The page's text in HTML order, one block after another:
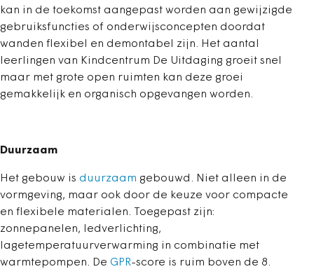
kan in de toekomst aangepast worden aan gewijzigde
gebruiksfuncties of onderwijsconcepten doordat
wanden flexibel en demontabel zijn. Het aantal
leerlingen van Kindcentrum De Uitdaging groeit snel
maar met grote open ruimten kan deze groei
gemakkelijk en organisch opgevangen worden.
Duurzaam
Het gebouw is duurzaam gebouwd. Niet alleen in de
vormgeving, maar ook door de keuze voor compacte
en flexibele materialen. Toegepast zijn:
zonnepanelen, ledverlichting,
lagetemperatuurverwarming in combinatie met
warmtepompen. De GPR-score is ruim boven de 8.